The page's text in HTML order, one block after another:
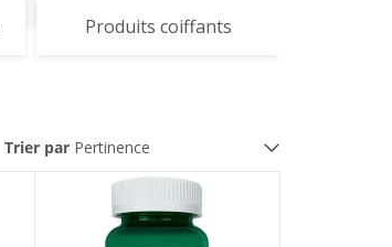
Produits coiffants
Trier par